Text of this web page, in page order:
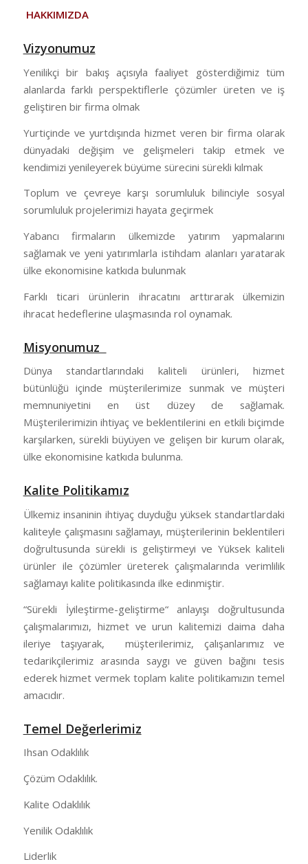
HAKKIMIZDA
Vizyonumuz
Yenilikçi bir bakış açısıyla faaliyet gösterdiğimiz tüm
alanlarda farklı perspektiflerle çözümler üreten ve iş
geliştiren bir firma olmak
Yurtiçinde ve yurtdışında hizmet veren bir firma olarak
dünyadaki değişim ve gelişmeleri takip etmek ve
kendimizi yenileyerek büyüme sürecini sürekli kılmak
Toplum ve çevreye karşı sorumluluk bilinciyle sosyal
sorumluluk projelerimizi hayata geçirmek
Yabancı firmaların ülkemizde yatırım yapmalarını
sağlamak ve yeni yatırımlarla istihdam alanları yaratarak
ülke ekonomisine katkıda bulunmak
Farklı ticari ürünlerin ihracatını arttırarak ülkemizin
ihracat hedeflerine ulaşmasında rol oynamak.
Misyonumuz
Dünya standartlarındaki kaliteli ürünleri, hizmet
bütünlüğü içinde müşterilerimize sunmak ve müşteri
memnuniyetini en üst düzey de sağlamak.
Müşterilerimizin ihtiyaç ve beklentilerini en etkili biçimde
karşılarken, sürekli büyüyen ve gelişen bir kurum olarak,
ülke ekonomisine katkıda bulunma.
Kalite Politikamız
Ülkemiz insaninin ihtiyaç duyduğu yüksek standartlardaki
kaliteyle çalışmasını sağlamayı, müşterilerinin beklentileri
doğrultusunda sürekli is geliştirmeyi ve Yüksek kaliteli
ürünler ile çözümler üreterek çalışmalarında verimlilik
sağlamayı kalite politikasında ilke edinmiştir.
“Sürekli İyileştirme-geliştirme“ anlayışı doğrultusunda
çalışmalarımızı, hizmet ve urun kalitemizi daima daha
ileriye taşıyarak, müşterilerimiz, çalışanlarımız ve
tedarikçilerimiz arasında saygı ve güven bağını tesis
ederek hizmet vermek toplam kalite politikamızın temel
amacıdır.
Temel Değerlerimiz
Ihsan Odaklılık
Çözüm Odaklılık.
Kalite Odaklılık
Yenilik Odaklılık
Liderlik